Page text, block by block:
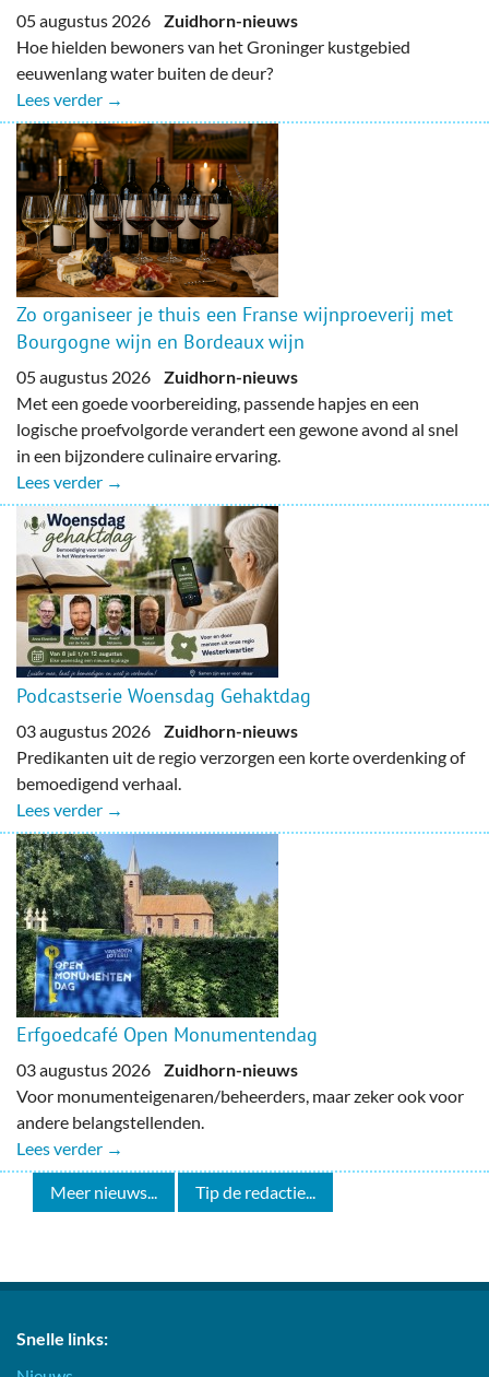
05 augustus 2026 Zuidhorn-nieuws
Hoe hielden bewoners van het Groninger kustgebied
eeuwenlang water buiten de deur?
Lees verder →
Zo organiseer je thuis een Franse wijnproeverij met
Bourgogne wijn en Bordeaux wijn
05 augustus 2026 Zuidhorn-nieuws
Met een goede voorbereiding, passende hapjes en een
logische proefvolgorde verandert een gewone avond al snel
in een bijzondere culinaire ervaring.
Lees verder →
Podcastserie Woensdag Gehaktdag
03 augustus 2026 Zuidhorn-nieuws
Predikanten uit de regio verzorgen een korte overdenking of
bemoedigend verhaal.
Lees verder →
Erfgoedcafé Open Monumentendag
03 augustus 2026 Zuidhorn-nieuws
Voor monumenteigenaren/beheerders, maar zeker ook voor
andere belangstellenden.
Lees verder →
Meer nieuws... Tip de redactie...
Snelle links: